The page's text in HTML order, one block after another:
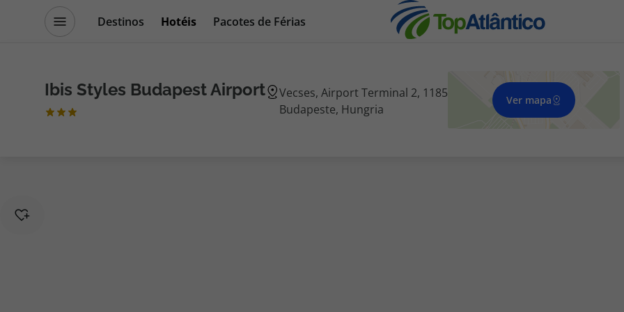
Destinos Hotéis
Pacotes de Férias
Ibis Styles Budapest Airport
Vecses, Airport Terminal 2, 1185
Budapeste, Hungria
Ver mapa